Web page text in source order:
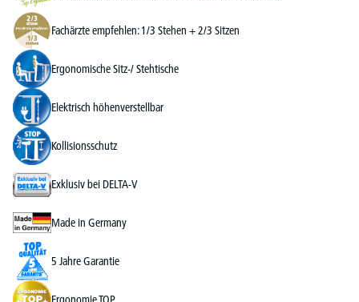
Fachärzte empfehlen: 1/3 Stehen + 2/3 Sitzen
Ergonomische Sitz-/ Stehtische
Elektrisch höhenverstellbar
Kollisionsschutz
Exklusiv bei DELTA-V
Made in Germany
5 Jahre Garantie